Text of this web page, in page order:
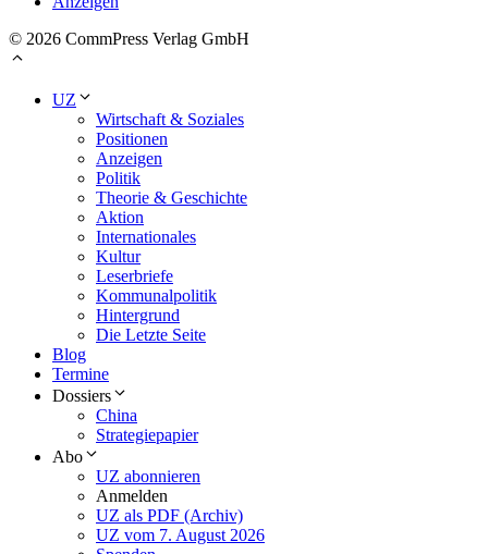
© 2026 CommPress Verlag GmbH
UZ
Wirtschaft & Soziales
Positionen
Anzeigen
Politik
Theorie & Geschichte
Aktion
Internationales
Kultur
Leserbriefe
Kommunalpolitik
Hintergrund
Die Letzte Seite
Blog
Termine
Dossiers
China
Strategiepapier
Abo
UZ abonnieren
Anmelden
UZ als PDF (Archiv)
UZ vom 7. August 2026